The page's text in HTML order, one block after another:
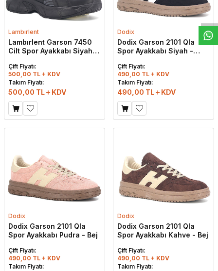
Lambırlent
Lambırlent Garson 7450
Cilt Spor Ayakkabı Siyah -
Çift Fiyatı:
500,00 TL + KDV
Takım Fiyatı:
500,00 TL KDV
Dodix
Dodix Garson 2101 Qla
Spor Ayakkabı Siyah -
Çift Fiyatı:
490,00 TL + KDV
Takım Fiyatı:
490,00 TL KDV
Dodix
Dodix Garson 2101 Qla
Spor Ayakkabı Pudra - Bej
Çift Fiyatı:
490,00 TL + KDV
Takım Fiyatı:
Dodix
Dodix Garson 2101 Qla
Spor Ayakkabı Kahve - Bej
Çift Fiyatı:
490,00 TL + KDV
Takım Fiyatı: